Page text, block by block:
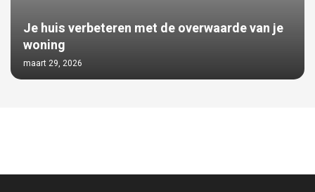
Je huis verbeteren met de overwaarde van je
woning
maart 29, 2026